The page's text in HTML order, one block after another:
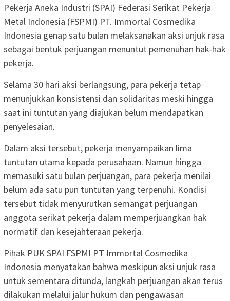
Pekerja Aneka Industri (SPAI) Federasi Serikat Pekerja
Metal Indonesia (FSPMI) PT. Immortal Cosmedika
Indonesia genap satu bulan melaksanakan aksi unjuk rasa
sebagai bentuk perjuangan menuntut pemenuhan hak-hak
pekerja.
Selama 30 hari aksi berlangsung, para pekerja tetap
menunjukkan konsistensi dan solidaritas meski hingga
saat ini tuntutan yang diajukan belum mendapatkan
penyelesaian.
Dalam aksi tersebut, pekerja menyampaikan lima
tuntutan utama kepada perusahaan. Namun hingga
memasuki satu bulan perjuangan, para pekerja menilai
belum ada satu pun tuntutan yang terpenuhi. Kondisi
tersebut tidak menyurutkan semangat perjuangan
anggota serikat pekerja dalam memperjuangkan hak
normatif dan kesejahteraan pekerja.
Pihak PUK SPAI FSPMI PT Immortal Cosmedika
Indonesia menyatakan bahwa meskipun aksi unjuk rasa
untuk sementara ditunda, langkah perjuangan akan terus
dilakukan melalui jalur hukum dan pengawasan